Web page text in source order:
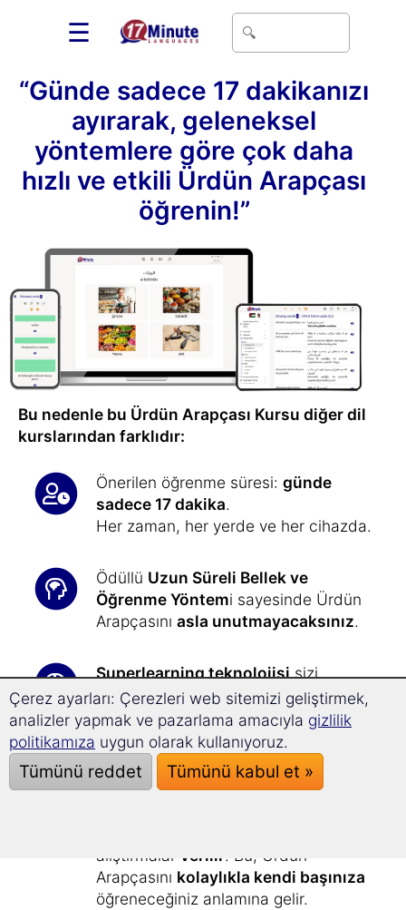
☰
“Günde sadece 17 dakikanızı
ayırarak, geleneksel
yöntemlere göre çok daha
hızlı ve etkili Ürdün Arapçası
öğrenin!”
Bu nedenle bu Ürdün Arapçası Kursu diğer dil
kurslarından farklıdır:
Önerilen öğrenme süresi: günde
sadece 17 dakika.
Her zaman, her yerde ve her cihazda.
Ödüllü Uzun Süreli Bellek ve
Öğrenme Yöntemi sayesinde Ürdün
Arapçasını asla unutmayacaksınız.
Superlearning teknolojisisizi
dinlendirerek,%32 oranında daha
hızlı öğrenmenizive daha iyi
konsantre olmanızı sağlar.
Ürdün Arapçası öğrenmekhiç bu
alıştırmalar verilir. Bu, Ürdün
Arapçasını kolaylıkla kendi başınıza
öğreneceğiniz anlamına gelir.
Çerez ayarları: Çerezleri web sitemizi geliştirmek,
analizler yapmak ve pazarlama amacıyla gizlilik
politikamıza uygun olarak kullanıyoruz.
Tümünü reddet Tümünü kabul et »